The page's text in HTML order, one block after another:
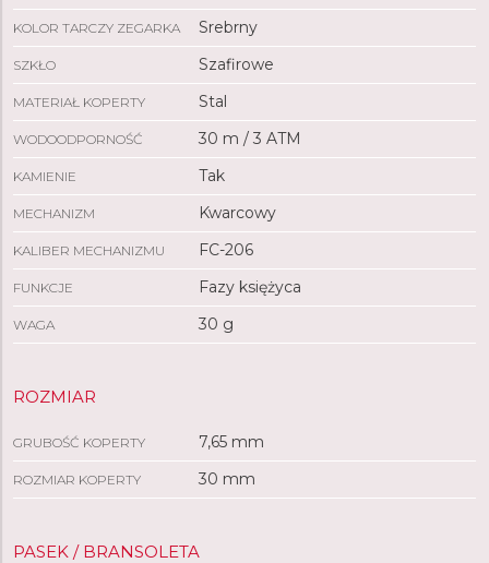
KOLOR TARCZY ZEGARKA Srebrny
SZKŁO Szafirowe
MATERIAŁ KOPERTY Stal
WODOODPORNOŚĆ 30 m / 3 ATM
KAMIENIE Tak
MECHANIZM Kwarcowy
KALIBER MECHANIZMU FC-206
FUNKCJE Fazy księżyca
WAGA 30 g
ROZMIAR
GRUBOŚĆ KOPERTY 7,65 mm
ROZMIAR KOPERTY 30 mm
PASEK / BRANSOLETA